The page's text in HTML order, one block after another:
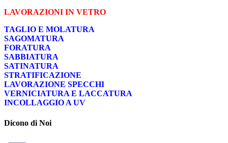
LAVORAZIONI IN VETRO
TAGLIO E MOLATURA
SAGOMATURA
FORATURA
SABBIATURA
SATINATURA
STRATIFICAZIONE
LAVORAZIONE SPECCHI
VERNICIATURA E LACCATURA
INCOLLAGGIO A UV
Dicono di Noi